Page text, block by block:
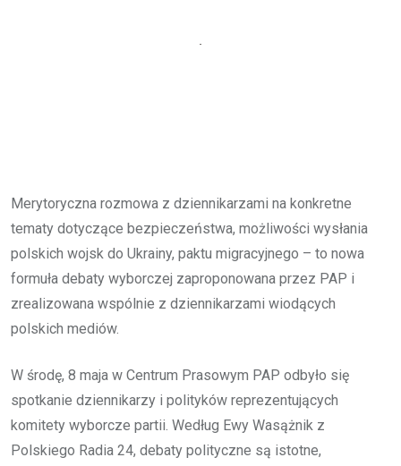
Merytoryczna rozmowa z dziennikarzami na konkretne
tematy dotyczące bezpieczeństwa, możliwości wysłania
polskich wojsk do Ukrainy, paktu migracyjnego – to nowa
formuła debaty wyborczej zaproponowana przez PAP i
zrealizowana wspólnie z dziennikarzami wiodących
polskich mediów.
W środę, 8 maja w Centrum Prasowym PAP odbyło się
spotkanie dziennikarzy i polityków reprezentujących
komitety wyborcze partii. Według Ewy Wasążnik z
Polskiego Radia 24, debaty polityczne są istotne,